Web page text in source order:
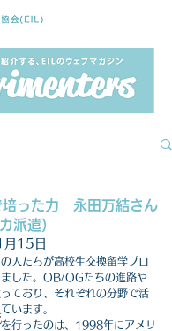
培った力 永田万結さん
派遣）
15日
人たちが高校生交換留学プロ
ました。OB/OGたちの進路や
ており、それぞれの分野で活
います。
行ったのは、1998年にアメリ